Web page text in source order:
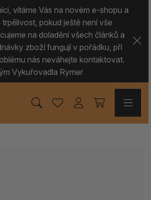
vítáme Vás na novém e-shopu a
trpělivost, pokud ještě není vše
na doladění všech článků a
zboží fungují v pořádku, při
nás neváhejte kontaktovat.
Vykuřovadla Rymer